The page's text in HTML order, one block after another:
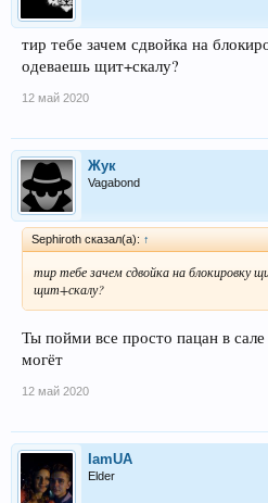
тир тебе зачем сдвойка на
одеваешь щит+скалу?
12 май 2020
Жук
Vagabond
Sephiroth сказал(а): ↑
тир тебе зачем сдвойка на блокировку
щит+скалу?
Ты пойми все просто пацан в
могёт
12 май 2020
IamUA
Elder